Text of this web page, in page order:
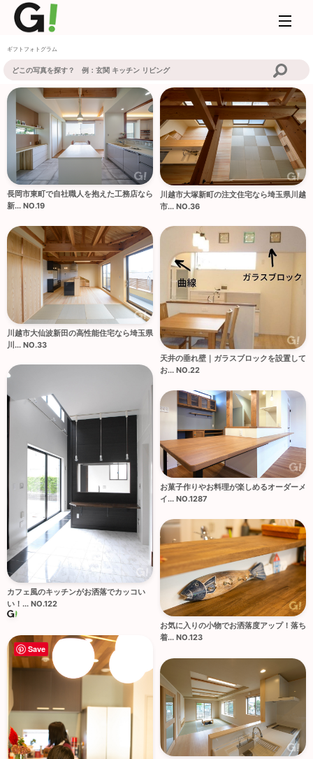
ギフトフォトグラム
長岡市東町で自社職人を抱えた工務店なら
新... NO.19
川越市大塚新町の注文住宅なら埼玉県川越
市... NO.36
川越市大仙波新田の高性能住宅なら埼玉県
川... NO.33
天井の垂れ壁｜ガラスブロックを設置して
お... NO.22
カフェ風のキッチンがお洒落でカッコい
い！... NO.122
お菓子作りやお料理が楽しめるオーダーメ
イ... NO.1287
お気に入りの小物でお洒落度アップ！落ち
着... NO.123
Save